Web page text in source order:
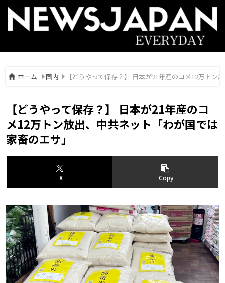
ホーム 国内 【どうやって保存？】 日本が21年産のコメ12万ト
【どうやって保存？】 日本が21年産のコ
メ12万トン放出、中共ネット「わが国では
家畜のエサ」
X Copy